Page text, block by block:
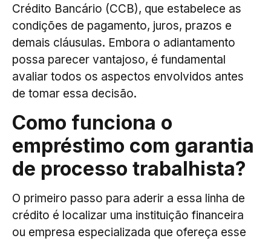
Crédito Bancário (CCB), que estabelece as
condições de pagamento, juros, prazos e
demais cláusulas. Embora o adiantamento
possa parecer vantajoso, é fundamental
avaliar todos os aspectos envolvidos antes
de tomar essa decisão.
Como funciona o
empréstimo com garantia
de processo trabalhista?
O primeiro passo para aderir a essa linha de
crédito é localizar uma instituição financeira
ou empresa especializada que ofereça esse